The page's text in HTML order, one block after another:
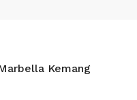
Kemang